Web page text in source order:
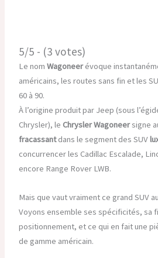
5/5 - (3 votes)
Le nom Wagoneerévoque
américains, les routes sans fin et les
60 à 90.
À l’origine produit par Jeep (sous
Chrysler), le Chrysler Wagoneersigne
fracassantdans le segment des SUV
concurrencer les Cadillac Escalade,
encore Range Rover LWB.
Mais que vaut vraiment ce grand SUV
Voyons ensemble ses spécificités, sa
positionnement, et ce qui en fait une
de gamme américain.